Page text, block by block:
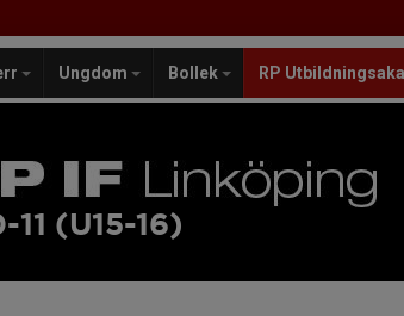
Ungdom Bollek RP
11 (U15-16)